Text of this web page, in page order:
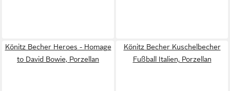
Könitz Becher Heroes - Homage
to David Bowie, Porzellan
Könitz Becher Kuschelbecher
Fußball Italien, Porzellan